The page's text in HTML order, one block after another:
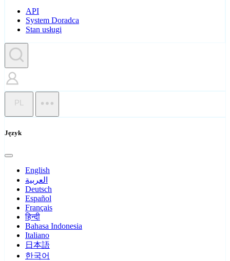
API
System Doradca
Stan usługi
PL
Język
English
العربية
Deutsch
Español
Français
हिन्दी
Bahasa Indonesia
Italiano
日本語
한국어